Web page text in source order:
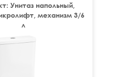
Унитаз напольный,
механизм 3/6
л